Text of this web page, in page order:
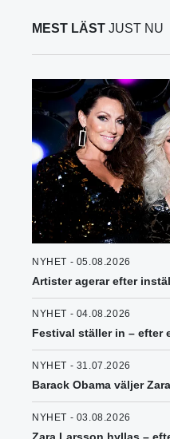
MEST LÄST JUST NU
NYHET - 05.08.2026
Artister agerar efter
NYHET - 04.08.2026
Festival ställer in – efter
NYHET - 31.07.2026
Barack Obama väljer
NYHET - 03.08.2026